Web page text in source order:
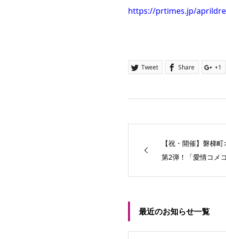
https://prtimes.jp/
Tweet Share +1
【祝・開催】磐梯
第2弾！「愛情コメ
最近のお知らせ一覧